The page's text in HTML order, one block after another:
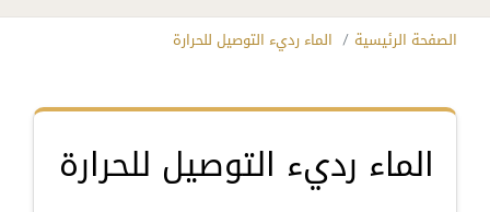
الصفحة الرئيسية الماء رديء التوصيل للحرارة
الماء رديء التوصيل للحرارة